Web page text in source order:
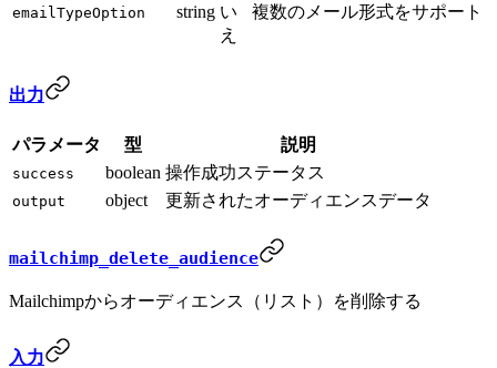
emailTypeOption string い
え
複数のメール形式をサポート
出力
パラメータ 型 説明
success boolean 操作成功ステータス
output object 更新されたオーディエンスデータ
mailchimp_delete_audience
Mailchimpからオーディエンス（リスト）を削除する
入力